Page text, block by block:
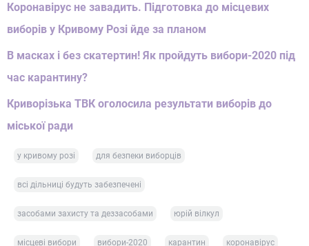
Коронавірус не завадить. Підготовка до місцевих
виборів у Кривому Розі йде за планом
В масках і без скатертин! Як пройдуть вибори-2020 під
час карантину?
Криворізька ТВК оголосила результати виборів до
міської ради
у кривому розі для безпеки виборців
всі дільниці будуть забезпечені
засобами захисту та деззасобами юрій вілкул
місцеві вибори вибори-2020 карантин коронавірус